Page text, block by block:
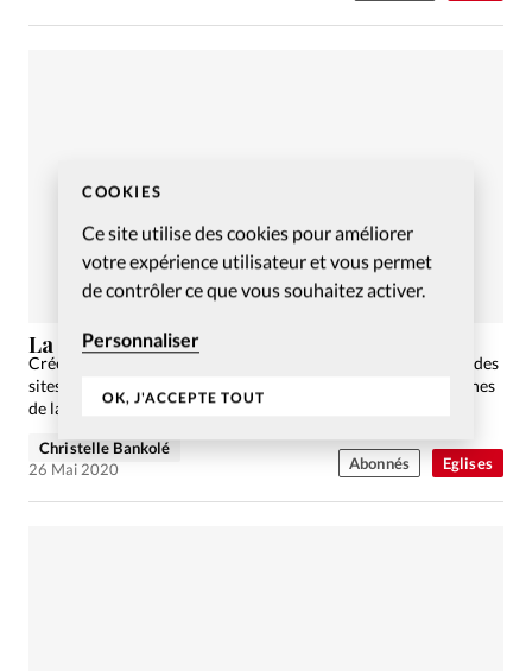
COOKIES
Ce site utilise des cookies pour améliorer
votre expérience utilisateur et vous permet
de contrôler ce que vous souhaitez activer.
Personnaliser
OK, J'ACCEPTE TOUT
Eglises
La Réb’ fête dix ans
Créé sans prétention il y a dix ans, il s’est imposé comme l’un des
sites évangéliques francophones de référence auprès des jeunes
de la génération Z.
Christelle Bankolé
26 Mai 2020
Abonnés